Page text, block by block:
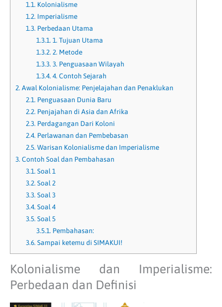
1.1. Kolonialisme
1.2. Imperialisme
1.3. Perbedaan Utama
1.3.1. 1. Tujuan Utama
1.3.2. 2. Metode
1.3.3. 3. Penguasaan Wilayah
1.3.4. 4. Contoh Sejarah
2. Awal Kolonialisme: Penjelajahan dan Penaklukan
2.1. Penguasaan Dunia Baru
2.2. Penjajahan di Asia dan Afrika
2.3. Perdagangan Dari Koloni
2.4. Perlawanan dan Pembebasan
2.5. Warisan Kolonialisme dan Imperialisme
3. Contoh Soal dan Pembahasan
3.1. Soal 1
3.2. Soal 2
3.3. Soal 3
3.4. Soal 4
3.5. Soal 5
3.5.1. Pembahasan:
3.6. Sampai ketemu di SIMAKUI!
Kolonialisme dan Imperialisme:
Perbedaan dan Definisi